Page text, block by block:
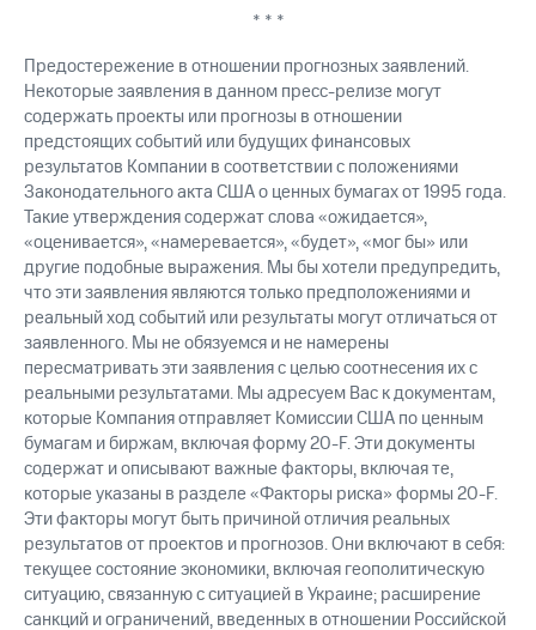
* * *
Предостережение в отношении прогнозных заявлений.
Некоторые заявления в данном пресс-релизе могут
содержать проекты или прогнозы в отношении
предстоящих событий или будущих финансовых
результатов Компании в соответствии с положениями
Законодательного акта США о ценных бумагах от 1995 года.
Такие утверждения содержат слова «ожидается»,
«оценивается», «намеревается», «будет», «мог бы» или
другие подобные выражения. Мы бы хотели предупредить,
что эти заявления являются только предположениями и
реальный ход событий или результаты могут отличаться от
заявленного. Мы не обязуемся и не намерены
пересматривать эти заявления с целью соотнесения их с
реальными результатами. Мы адресуем Вас к документам,
которые Компания отправляет Комиссии США по ценным
бумагам и биржам, включая форму 20-F. Эти документы
содержат и описывают важные факторы, включая те,
которые указаны в разделе «Факторы риска» формы 20-F.
Эти факторы могут быть причиной отличия реальных
результатов от проектов и прогнозов. Они включают в себя:
текущее состояние экономики, включая геополитическую
ситуацию, связанную с ситуацией в Украине; расширение
санкций и ограничений, введенных в отношении Российской